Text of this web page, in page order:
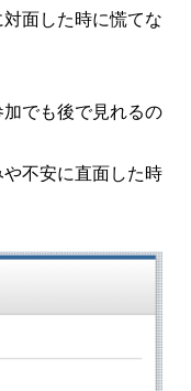
面した時に慌てな
でも後で見れるの
不安に直面した時